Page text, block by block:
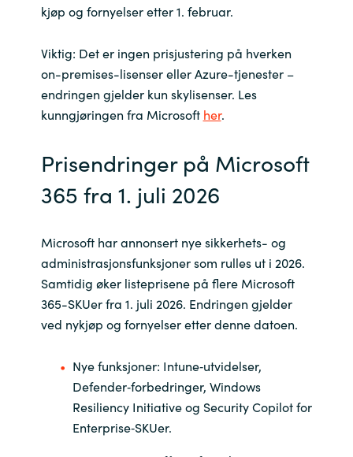
Malaysia
Middle East
Netherlands
Oman
Poland
Portugal
Romania
Serbia
kjøp og fornyelser etter 1. februar.
Viktig: Det er ingen prisjustering på hverken
on-premises-lisenser eller Azure-tjenester –
endringen gjelder kun skylisenser. Les
kunngjøringen fra Microsoft her.
Prisendringer på Microsoft
365 fra 1. juli 2026
Microsoft har annonsert nye sikkerhets- og
administrasjonsfunksjoner som rulles ut i 2026.
Samtidig øker listeprisene på flere Microsoft
365-SKUer fra 1. juli 2026. Endringen gjelder
ved nykjøp og fornyelser etter denne datoen.
Nye funksjoner: Intune‑utvidelser,
Defender‑forbedringer, Windows
Resiliency Initiative og Security Copilot for
Enterprise‑SKUer.